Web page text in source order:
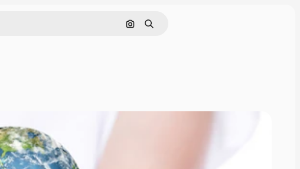
इमेज से खोजें
खोजें